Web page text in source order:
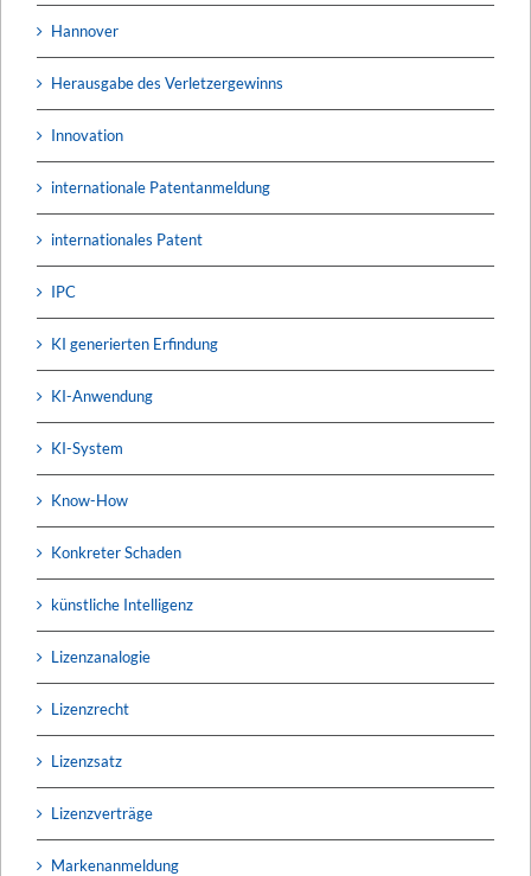
Hannover
Herausgabe des Verletzergewinns
Innovation
internationale Patentanmeldung
internationales Patent
IPC
KI generierten Erfindung
KI-Anwendung
KI-System
Know-How
Konkreter Schaden
künstliche Intelligenz
Lizenzanalogie
Lizenzrecht
Lizenzsatz
Lizenzverträge
Markenanmeldung